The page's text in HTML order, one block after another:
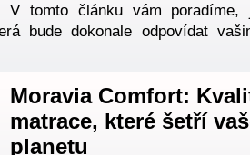
V tomto článku vám
bude dokonale odpovídat
Moravia Comfort:
matrace, které šetří
planetu